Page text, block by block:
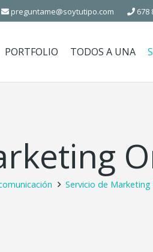
preguntame@soytutipo.com 678
PORTFOLIO TODOS A UNA
Servicio de Marketing